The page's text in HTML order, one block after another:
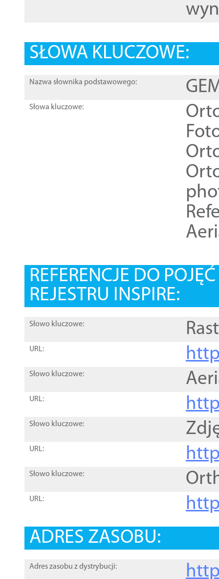
SŁOWA KLUCZOWE:
Nazwa słownika podstawowego:
Słowa kluczowe:
REFERENCJE DO
REJESTRU INSPIRE:
Słowo kluczowe:
URL:
Słowo kluczowe:
URL:
Słowo kluczowe:
URL:
Słowo kluczowe:
URL:
ADRES ZASOBU:
Adres zasobu z dystrybucji: